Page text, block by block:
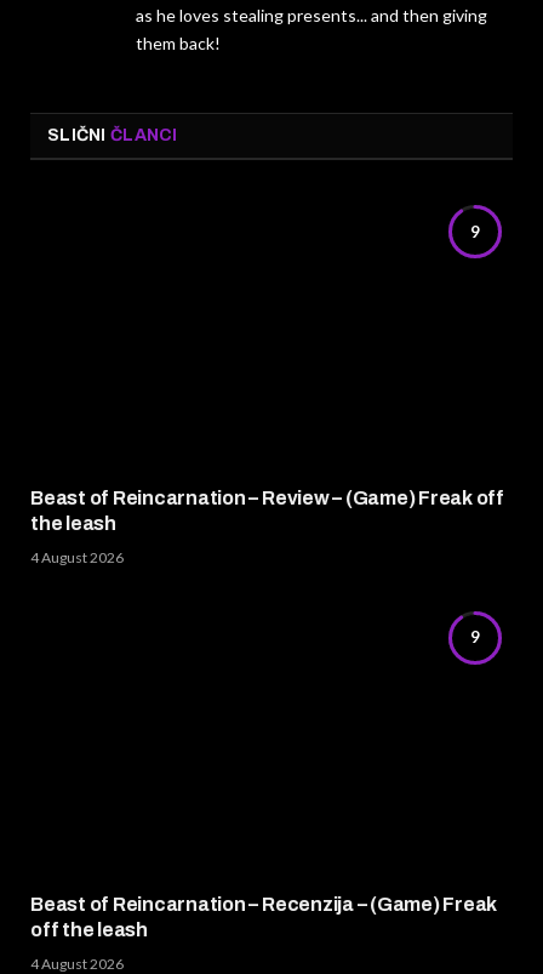
as he loves stealing presents... and then giving
them back!
SLIČNI ČLANCI
9
Beast of Reincarnation – Review – (Game) Freak off
the leash
4 August 2026
9
Beast of Reincarnation – Recenzija – (Game) Freak
off the leash
4 August 2026